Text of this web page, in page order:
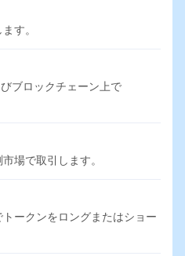
す。
ブロックチェーン上で
場で取引します。
ークンをロングまたはショー